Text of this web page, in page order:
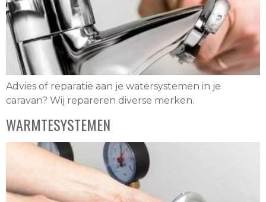
Advies of reparatie aan je watersystemen in je
caravan? Wij repareren diverse merken.
WARMTESYSTEMEN